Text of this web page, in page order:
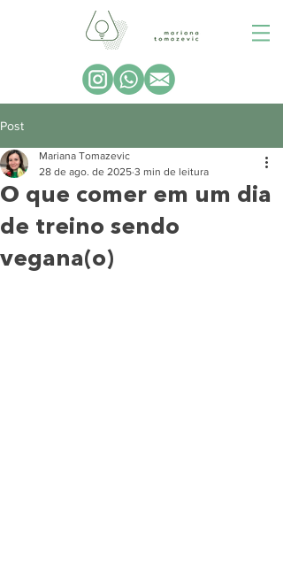
Post
O que comer em um dia
de treino sendo
vegana(o)
Mariana Tomazevic
28 de ago. de 2025 3 min de leitura